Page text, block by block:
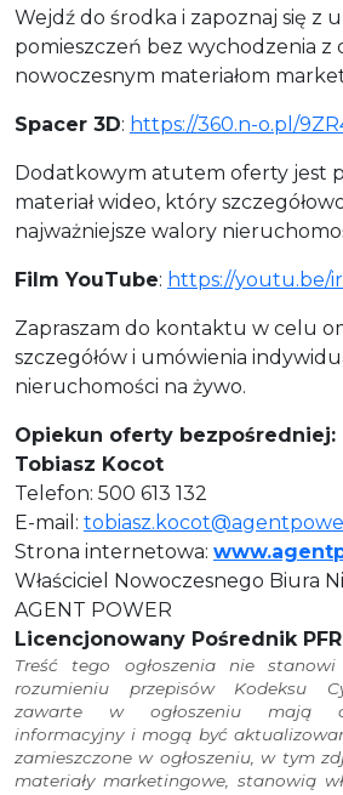
Wejdź do środka i zapoznaj się z
pomieszczeń bez wychodzenia z
nowoczesnym materiałom
Spacer 3D: https://360.n-o.pl/
Dodatkowym atutem oferty jest
materiał wideo, który
najważniejsze walory
Film YouTube: https://youtu.be/
Zapraszam do kontaktu w celu
szczegółów i umówienia
nieruchomości na żywo.
Opiekun oferty bezpośredniej:
Tobiasz Kocot
Telefon: 500 613 132
E-mail:
Strona internetowa:
Właściciel Nowoczesnego Biura
AGENT POWER
Licencjonowany Pośrednik
Treść tego ogłoszenia nie
rozumieniu przepisów Kodeksu
zawarte w ogłoszeniu mają
informacyjny i mogą być
zamieszczone w ogłoszeniu, w tym
materiały marketingowe, stanowią